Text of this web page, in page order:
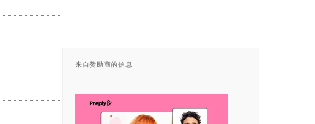
来自赞助商的信息